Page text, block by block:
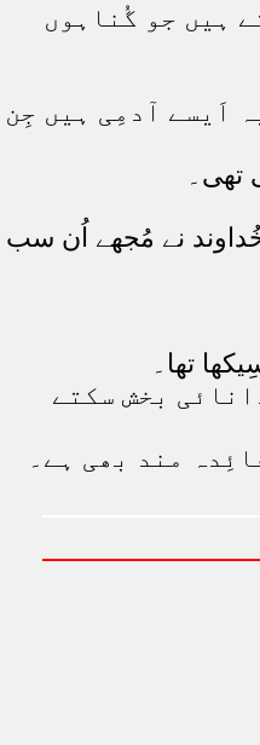
ہیں جو گُناہوں
اَیسے آدمِی ہیں جِن
تھی۔
خُداوند نے مُجھے اُن سب
تھا۔
بخش سکتے
مند بھی ہے۔